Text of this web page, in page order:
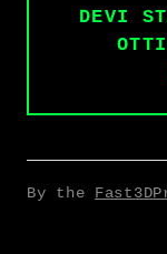
DEVI
By the